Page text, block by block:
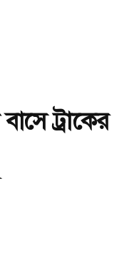
ট্রাকের